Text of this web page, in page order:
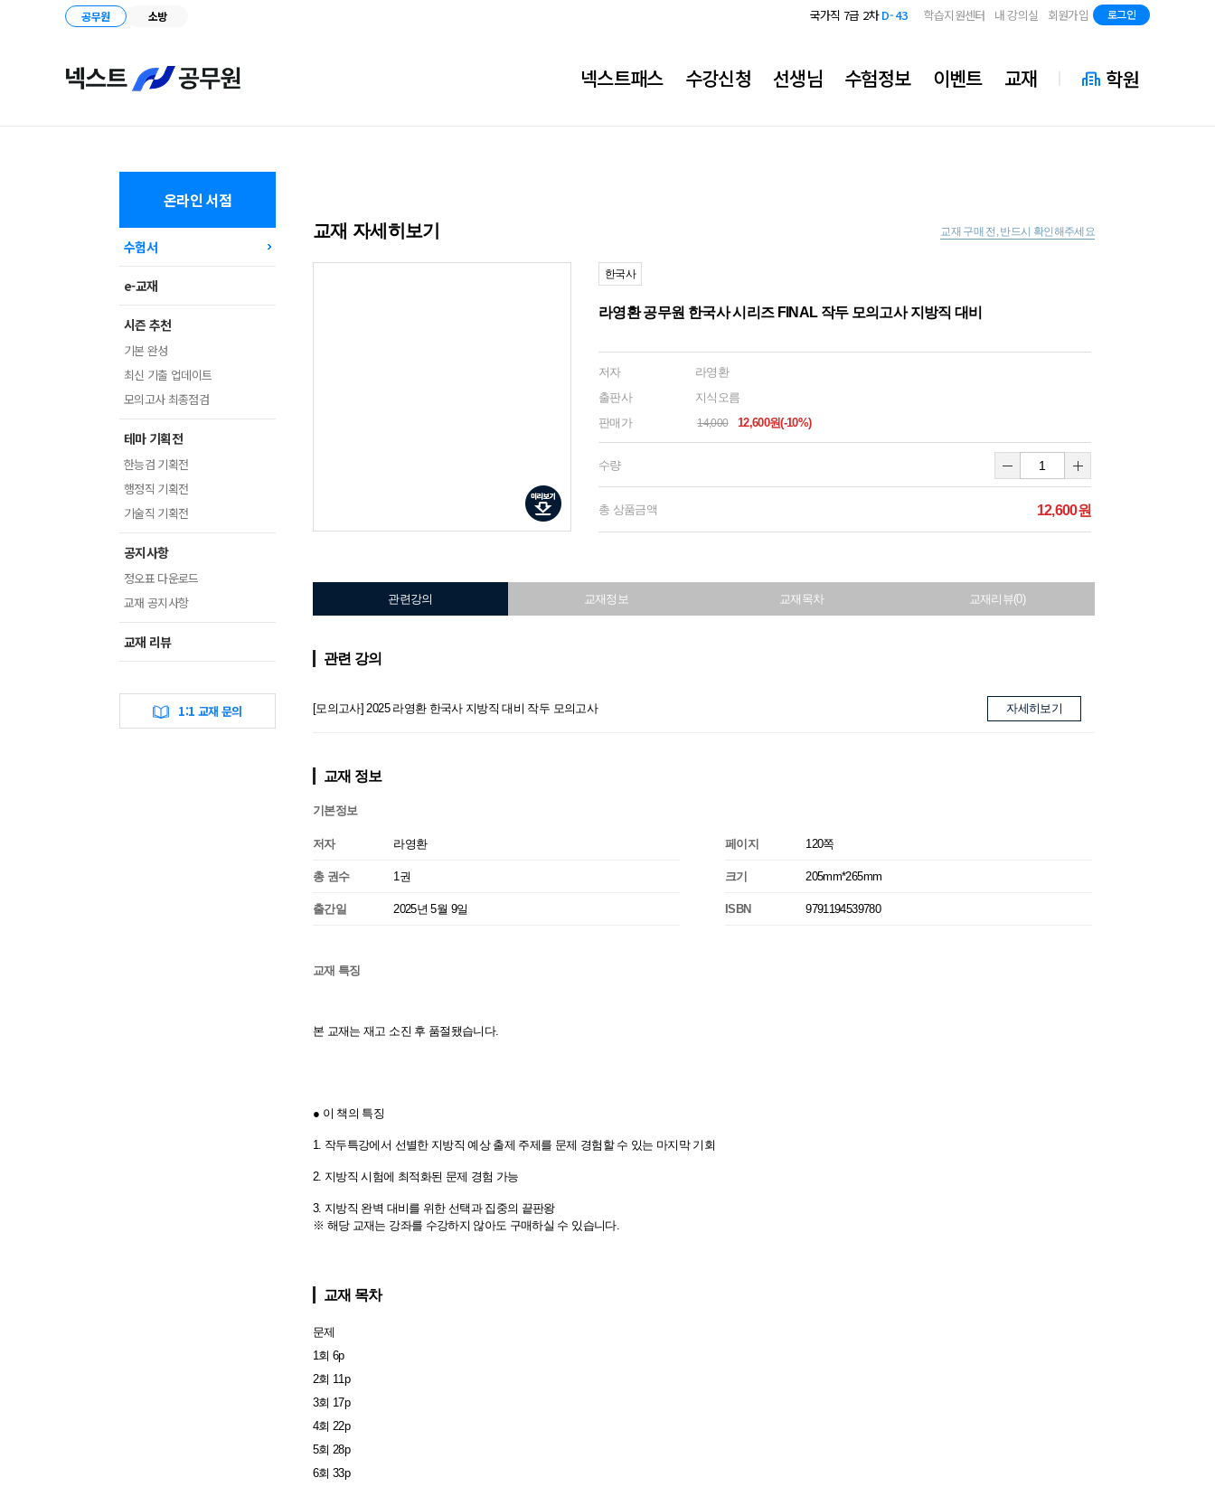
공무원 소방 학습지원센터 내 강의실 회원가입 로그인
국가직 7급 2차D-43
지방직 7급
넥스트패스 수강신청 선생님 수험정보 이벤트 교재 학원
온라인 서점
수험서
e-교재
시즌 추천
기본 완성
최신 기출 업데이트
모의고사 최종점검
테마 기획전
한능검 기획전
행정직 기획전
기술직 기획전
공지사항
정오표 다운로드
교재 공지사항
교재 리뷰
1:1 교재 문의
교재 자세히보기 교재 구매 전, 반드시 확인해주세요
한국사
라영환 공무원 한국사 시리즈 FINAL 작두 모의고사 지방직 대비
저자
라영환
출판사
지식오름
판매가
14,000 12,600원(-10%)
수량
총 상품금액 12,600원
관련강의 교재정보 교재목차 교재리뷰(0)
관련 강의
[모의고사] 2025 라영환 한국사 지방직 대비 작두 모의고사 자세히보기
교재 정보
기본정보
저자 라영환
총 권수 1권
출간일 2025년 5월 9일
페이지 120쪽
크기 205mm*265mm
ISBN 9791194539780
교재 특징
본 교재는 재고 소진 후 품절됐습니다.
● 이 책의 특징
1. 작두특강에서 선별한 지방직 예상 출제 주제를 문제 경험할 수 있는 마지막 기회
2. 지방직 시험에 최적화된 문제 경험 가능
3. 지방직 완벽 대비를 위한 선택과 집중의 끝판왕
※ 해당 교재는 강좌를 수강하지 않아도 구매하실 수 있습니다.
교재 목차
문제
1회 6p
2회 11p
3회 17p
4회 22p
5회 28p
6회 33p